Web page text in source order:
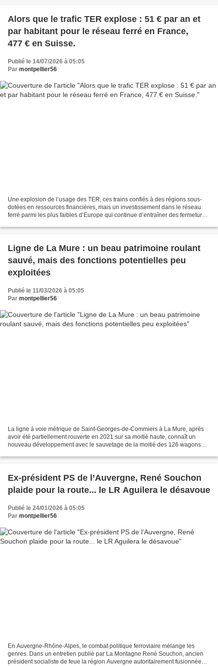
Alors que le trafic TER explose : 51 € par an et
par habitant pour le réseau ferré en France,
477 € en Suisse.
Publié le 14/07/2026 à 05:05
Par montpellier56
Une explosion de l’usage des TER, ces trains confiés à des régions sous-
dotées en ressources financières, mais un investissement dans le réseau
ferré parmi les plus faibles d’Europe qui continue d’entraîner des fermetures
Ligne de La Mure : un beau patrimoine roulant
sauvé, mais des fonctions potentielles peu
exploitées
Publié le 11/03/2026 à 05:05
Par montpellier56
La ligne à voie métrique de Saint-Georges-de-Commiers à La Mure, après
avoir été partiellement rouverte en 2021 sur sa moitié haute, connaît un
nouveau développement avec le sauvetage de la moitié des 126 wagons
Ex-président PS de l’Auvergne, René Souchon
plaide pour la route... le LR Aguilera le désavoue
Publié le 24/01/2026 à 05:05
Par montpellier56
En Auvergne-Rhône-Alpes, le combat politique ferroviaire mélange les
genres. Dans un entretien publié par La Montagne René Souchon, ancien
président socialiste de feue la région Auvergne autoritairement fusionnée